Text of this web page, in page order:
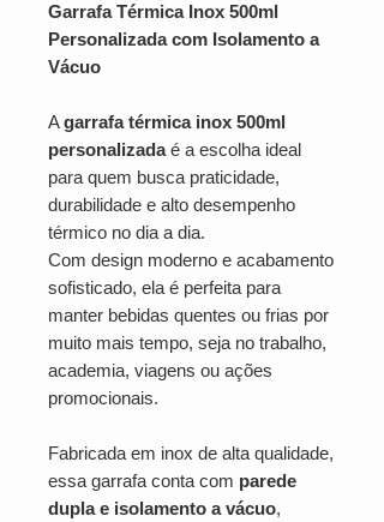
Garrafa Térmica Inox 500ml
Personalizada com Isolamento a
Vácuo
Agarrafa térmica inox 500ml
personalizadaé a escolha ideal
para quem busca praticidade,
durabilidade e alto desempenho
térmico no dia a dia.
Com design moderno e acabamento
sofisticado, ela é perfeita para
manter bebidas quentes ou frias por
muito mais tempo, seja no trabalho,
academia, viagens ou ações
promocionais.
Fabricada em inox de alta qualidade,
essa garrafa conta com parede
dupla e isolamento a vácuo,